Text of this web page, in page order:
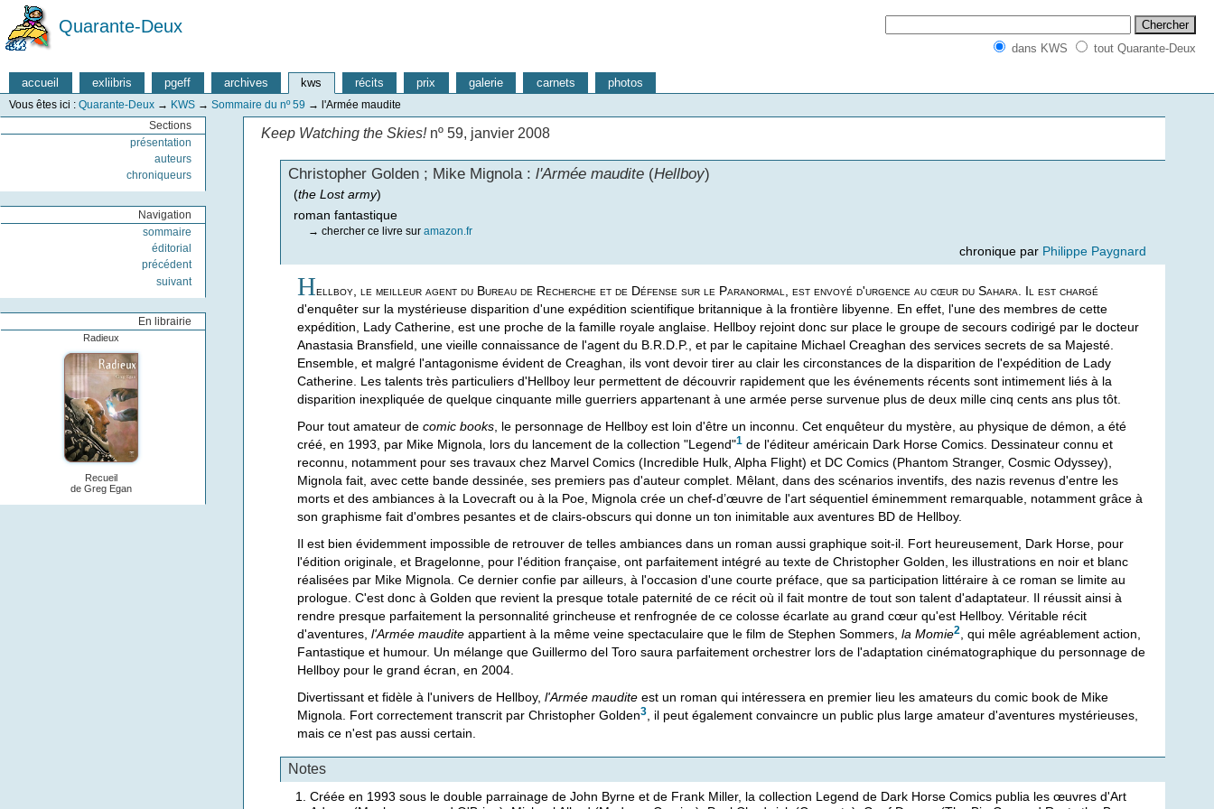
Quarante-Deux
dans KWS tout Quarante-Deux
accueil exliibris pgeff archives kws récits prix galerie carnets photos
Vous êtes ici : Quarante-Deux → KWS → Sommaire du nº 59 → l'Armée maudite
Sections
présentation
auteurs
chroniqueurs
Navigation
sommaire
éditorial
précédent
suivant
En librairie
Radieux
Recueil
de Greg Egan
Keep Watching the Skies!nº 59, janvier 2008
Christopher Golden ; Mike Mignola :l'Armée maudite (Hellboy)
(the Lost army)
roman fantastique
→ chercher ce livre suramazon.fr
chronique par Philippe Paygnard
Hellboy, le meilleur agent du Bureau de Recherche et de Défense sur le Paranormal, est envoyé d'urgence au cœur du Sahara. Il est chargé
d'enquêter sur la mystérieuse disparition d'une expédition scientifique britannique à la frontière libyenne. En effet, l'une des membres de cette
expédition, Lady Catherine, est une proche de la famille royale anglaise. Hellboy rejoint donc sur place le groupe de secours codirigé par le docteur
Anastasia Bransfield, une vieille connaissance de l'agent du B.R.D.P., et par le capitaine Michael Creaghan des services secrets de sa Majesté.
Ensemble, et malgré l'antagonisme évident de Creaghan, ils vont devoir tirer au clair les circonstances de la disparition de l'expédition de Lady
Catherine. Les talents très particuliers d'Hellboy leur permettent de découvrir rapidement que les événements récents sont intimement liés à la
disparition inexpliquée de quelque cinquante mille guerriers appartenant à une armée perse survenue plus de deux mille cinq cents ans plus tôt.
Pour tout amateur de comic books, le personnage de Hellboy est loin d'être un inconnu. Cet enquêteur du mystère, au physique de démon, a été
créé, en 1993, par Mike Mignola, lors du lancement de la collection "Legend"1de l'éditeur américain Dark Horse Comics. Dessinateur connu et
reconnu, notamment pour ses travaux chez Marvel Comics (Incredible Hulk, Alpha Flight) et DC Comics (Phantom Stranger, Cosmic Odyssey),
Mignola fait, avec cette bande dessinée, ses premiers pas d'auteur complet. Mêlant, dans des scénarios inventifs, des nazis revenus d'entre les
morts et des ambiances à la Lovecraft ou à la Poe, Mignola crée un chef-d’œuvre de l'art séquentiel éminemment remarquable, notamment grâce à
son graphisme fait d'ombres pesantes et de clairs-obscurs qui donne un ton inimitable aux aventures BD de Hellboy.
Il est bien évidemment impossible de retrouver de telles ambiances dans un roman aussi graphique soit-il. Fort heureusement, Dark Horse, pour
l'édition originale, et Bragelonne, pour l'édition française, ont parfaitement intégré au texte de Christopher Golden, les illustrations en noir et blanc
réalisées par Mike Mignola. Ce dernier confie par ailleurs, à l'occasion d'une courte préface, que sa participation littéraire à ce roman se limite au
prologue. C'est donc à Golden que revient la presque totale paternité de ce récit où il fait montre de tout son talent d'adaptateur. Il réussit ainsi à
rendre presque parfaitement la personnalité grincheuse et renfrognée de ce colosse écarlate au grand cœur qu'est Hellboy. Véritable récit
d'aventures, l'Armée mauditeappartient à la même veine spectaculaire que le film de Stephen Sommers, la Momie2, qui mêle agréablement action,
Fantastique et humour. Un mélange que Guillermo del Toro saura parfaitement orchestrer lors de l'adaptation cinématographique du personnage de
Hellboy pour le grand écran, en 2004.
Divertissant et fidèle à l'univers de Hellboy, l'Armée mauditeest un roman qui intéressera en premier lieu les amateurs du comic book de Mike
Mignola. Fort correctement transcrit par Christopher Golden3, il peut également convaincre un public plus large amateur d'aventures mystérieuses,
mais ce n'est pas aussi certain.
Notes
Créée en 1993 sous le double parrainage de John Byrne et de Frank Miller, la collection Legend de Dark Horse Comics publia les œuvres d'Art